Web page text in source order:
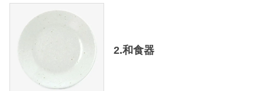
2.和食器